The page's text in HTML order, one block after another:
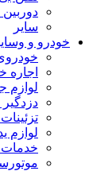
سایر
خودرو و
اجاره
لوازم
لوازم
خدمات